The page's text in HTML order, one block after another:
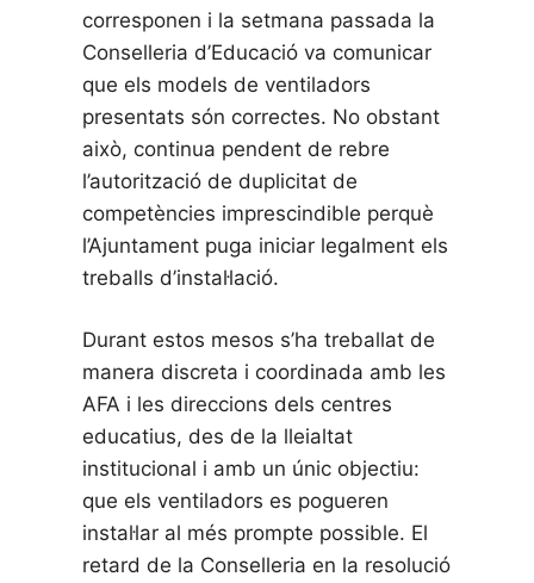
corresponen i la setmana passada la
Conselleria d’Educació va comunicar
que els models de ventiladors
presentats són correctes. No obstant
això, continua pendent de rebre
l’autorització de duplicitat de
competències imprescindible perquè
l’Ajuntament puga iniciar legalment els
treballs d’instal·lació.
Durant estos mesos s’ha treballat de
manera discreta i coordinada amb les
AFA i les direccions dels centres
educatius, des de la lleialtat
institucional i amb un únic objectiu:
que els ventiladors es pogueren
instal·lar al més prompte possible. El
retard de la Conselleria en la resolució